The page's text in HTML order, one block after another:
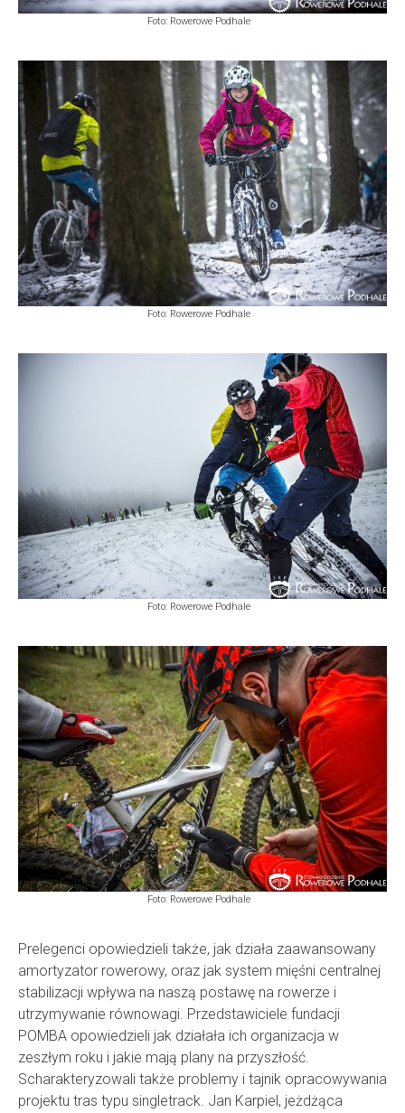
Foto: Rowerowe Podhale
Foto: Rowerowe Podhale
Foto: Rowerowe Podhale
Foto: Rowerowe Podhale
Prelegenci opowiedzieli także, jak działa zaawansowany
amortyzator rowerowy, oraz jak system mięśni centralnej
stabilizacji wpływa na naszą postawę na rowerze i
utrzymywanie równowagi. Przedstawiciele fundacji
POMBA opowiedzieli jak działała ich organizacja w
zeszłym roku i jakie mają plany na przyszłość.
Scharakteryzowali także problemy i tajnik opracowywania
projektu tras typu singletrack. Jan Karpiel, jeżdżąca